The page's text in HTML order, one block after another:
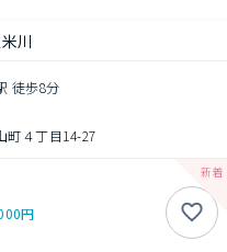
川
徒歩8分
町４丁目14-27
円